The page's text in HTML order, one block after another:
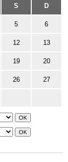
S D
5 6
12 13
19 20
26 27